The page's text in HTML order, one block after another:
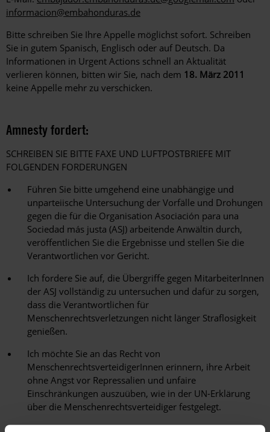
informacion@embahonduras.de
Bitte schreiben Sie Ihre Appelle möglichst sofort. Schreiben
Sie in gutem Spanisch, Englisch oder auf Deutsch. Da
Informationen in Urgent Actions schnell an Aktualität
verlieren können, bitten wir Sie, nach dem 18. März 2011
keine Appelle mehr zu verschicken.
Amnesty fordert:
SCHREIBEN SIE BITTE FAXE UND LUFTPOSTBRIEFE MIT
FOLGENDEN FORDERUNGEN
Führen Sie bitte umgehend eine unabhängige und
unparteiische Untersuchung der Vorfälle und Drohungen
gegen die für die Organisation Asociación para una
Sociedad más justa (ASJ) arbeitende Anwältin durch,
veröffentlichen Sie die Ergebnisse und stellen Sie die
Verantwortlichen vor Gericht.
Ich fordere Sie auf, die Übergriffe gegen MitarbeiterInnen
der ASJ vollständig zu untersuchen und dafür zu sorgen,
dass die Verantwortlichen für
Menschenrechtsverletzungen nicht länger Straflosigkeit
genießen.
Ich möchte Sie an das Recht von
MenschenrechtsverteidigerInnen erinnern, ihre Arbeit
ohne Angst vor Repressalien und unfaire
Einschränkungen auszuüben, wie in der UN-Erklärung
über die Menschenrechtsverteidiger festgelegt.